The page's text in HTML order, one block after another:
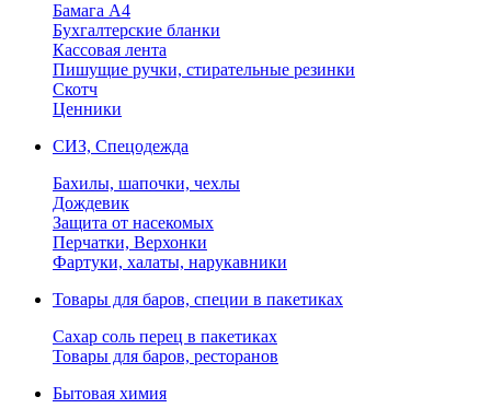
Бамага А4
Бухгалтерские бланки
Кассовая лента
Пишущие ручки, стирательные резинки
Скотч
Ценники
СИЗ, Спецодежда
Бахилы, шапочки, чехлы
Дождевик
Защита от насекомых
Перчатки, Верхонки
Фартуки, халаты, нарукавники
Товары для баров, специи в пакетиках
Сахар соль перец в пакетиках
Товары для баров, ресторанов
Бытовая химия